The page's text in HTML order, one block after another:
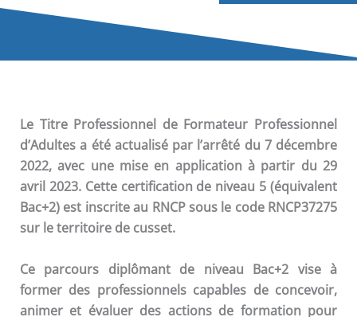
Le Titre Professionnel de Formateur Professionnel
d’Adultes a été actualisé par l’arrêté du 7 décembre
2022, avec une mise en application à partir du 29
avril 2023. Cette certification de niveau 5 (équivalent
Bac+2) est inscrite au RNCP sous le code RNCP37275
sur le territoire de cusset.
Ce parcours diplômant de niveau Bac+2 vise à
former des professionnels capables de concevoir,
animer et évaluer des actions de formation pour